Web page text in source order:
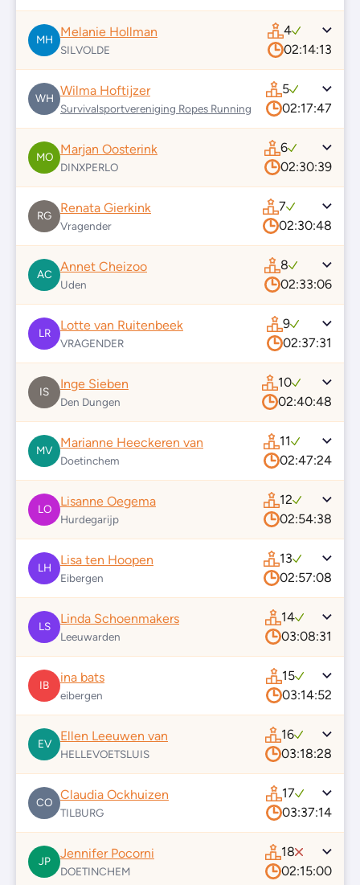
MH
Melanie Hollman
SILVOLDE
4
02:14:13
WH
Wilma Hoftijzer
Survivalsportvereniging Ropes Running
5
02:17:47
MO
Marjan Oosterink
DINXPERLO
6
02:30:39
RG
Renata Gierkink
Vragender
7
02:30:48
AC
Annet Cheizoo
Uden
8
02:33:06
LR
Lotte van Ruitenbeek
VRAGENDER
9
02:37:31
IS
Inge Sieben
Den Dungen
10
02:40:48
MV
Marianne Heeckeren van
Doetinchem
11
02:47:24
LO
Lisanne Oegema
Hurdegarijp
12
02:54:38
LH
Lisa ten Hoopen
Eibergen
13
02:57:08
LS
Linda Schoenmakers
Leeuwarden
14
03:08:31
IB
ina bats
eibergen
15
03:14:52
EV
Ellen Leeuwen van
HELLEVOETSLUIS
16
03:18:28
CO
Claudia Ockhuizen
TILBURG
17
03:37:14
JP
Jennifer Pocorni
DOETINCHEM
18
02:15:00